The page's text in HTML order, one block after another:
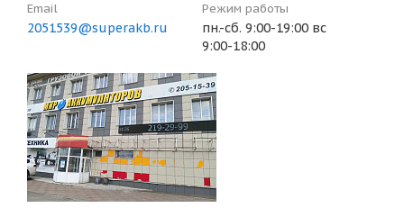
Email
2051539@superakb.ru
Режим работы
пн.-сб. 9:00-19:00 вс
9:00-18:00